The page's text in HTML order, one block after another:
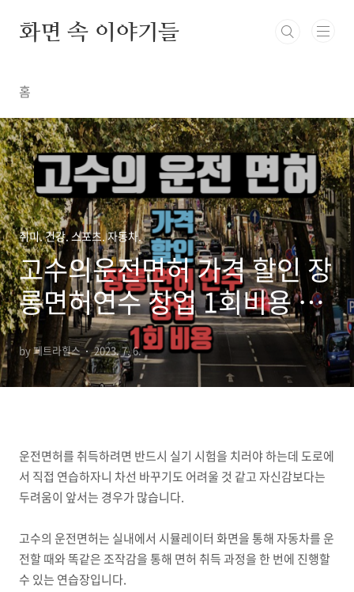
화면 속 이야기들
홈
취미. 건강. 스포츠. 자동차.
고수의운전면허 가격 할인 장
롱면허연수 창업 1회비용 정
보
by 페트라힐스 2023. 7. 6.
운전면허를 취득하려면 반드시 실기 시험을 치러야 하는데 도로에
서 직접 연습하자니 차선 바꾸기도 어려울 것 같고 자신감보다는
두려움이 앞서는 경우가 많습니다.
고수의 운전면허는 실내에서 시뮬레이터 화면을 통해 자동차를 운
전할 때와 똑같은 조작감을 통해 면허 취득 과정을 한 번에 진행할
수 있는 연습장입니다.